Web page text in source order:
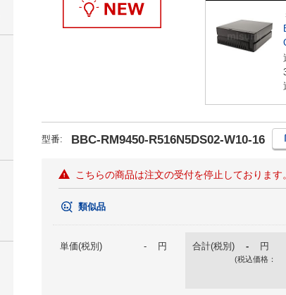
型番: BBC-RM9450-R516N5DS02-W10-16
こちらの商品は注文の受付を停止しておりま
類似品
単価(税別) - 円 合計(税別) - 円
(税込価格：